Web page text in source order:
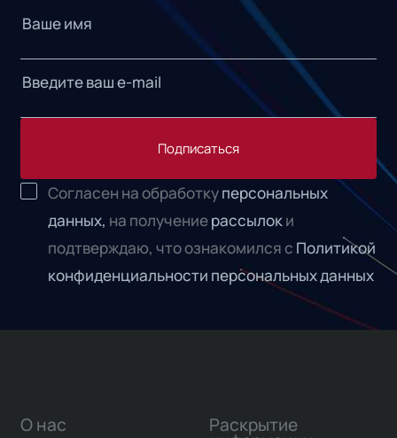
Подписаться
Согласен на обработкуперсональных
данных, на получениерассылоки
подтверждаю, что ознакомился с Политикой
конфиденциальности персональных данных
О нас Раскрытие